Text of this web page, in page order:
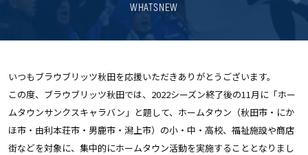
WHATSNEW
いつもブラウブリッツ秋田を応援いただきありがとうございます。
この度、ブラウブリッツ秋田では、 2022シーズン終了後の11月に「ホー
ムタウンサンクスキャラバン」と題して、ホームタウン（秋田市・にか
ほ市・由利本荘市・男鹿市・潟上市）の小・中・高校、福祉施設や商店
街などを対象に、集中的にホームタウン活動を実施することとなりまし